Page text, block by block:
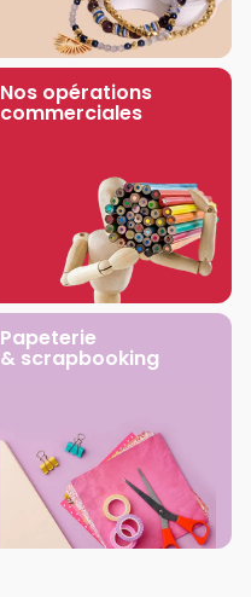
Nos opérations
commerciales
Papeterie
& scrapbooking